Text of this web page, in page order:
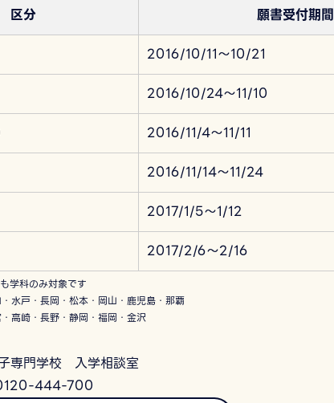
区分 願書受付期間
2016/10/11～10/21
2016/10/24～11/10
2016/11/4～11/11
2016/11/14～11/24
2017/1/5～1/12
2017/2/6～2/16
学科のみ対象です
水戸・長岡・松本・岡山・鹿児島・那覇
高崎・長野・静岡・福岡・金沢
専門学校 入学相談室
0120-444-700